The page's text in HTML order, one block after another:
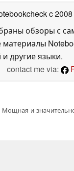
c
обзоры с
другие языки.
contact me via:
Мощная и